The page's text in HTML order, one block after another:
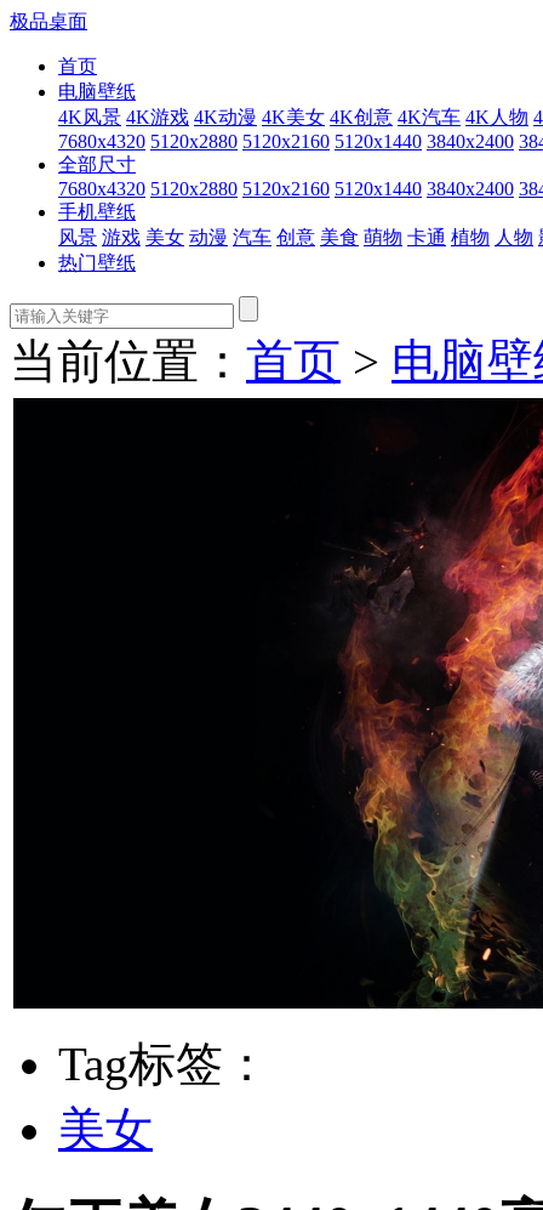
极品桌面
首页
电脑壁纸
4K风景 4K游戏 4K动漫 4K美女 4K创意 4K汽车 4K人物
7680x4320 5120x2880 5120x2160 5120x1440 3840x2400
全部尺寸
7680x4320 5120x2880 5120x2160 5120x1440 3840x2400
手机壁纸
风景 游戏 美女 动漫 汽车 创意 美食 萌物 卡通 植物 人物
热门壁纸
当前位置： 首页 > 电脑
Tag标签：
美女